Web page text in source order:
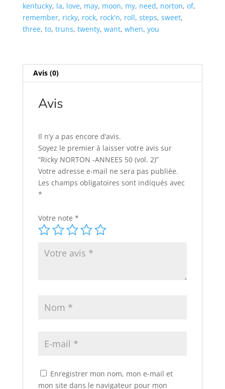
kentucky, la, love, may, moon, my, need, norton, of,
remember, ricky, rock, rock'n, roll, steps, sweet,
three, to, truns, twenty, want, when, you
Avis (0)
Avis
Il n’y a pas encore d’avis.
Soyez le premier à laisser votre avis sur
“Ricky NORTON -ANNEES 50 (vol. 2)”
Votre adresse e-mail ne sera pas publiée.
Les champs obligatoires sont indiqués avec
*
Votre note *
Enregistrer mon nom, mon e-mail et
mon site dans le navigateur pour mon